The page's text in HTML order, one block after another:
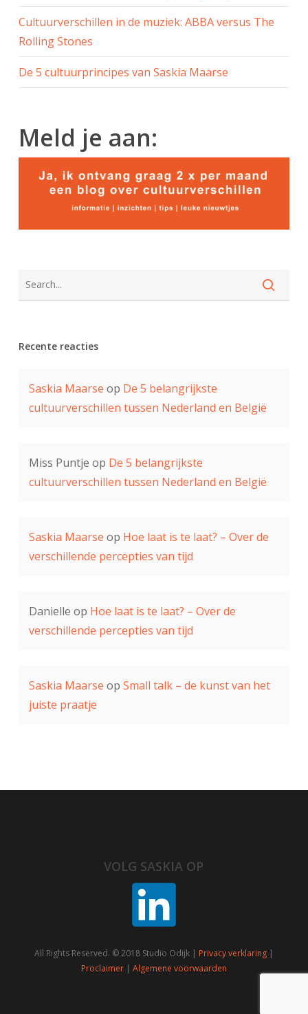
Cultuurverschillen in de muziek: ABBA versus The
Rolling Stones
De 5 cultuurprincipes van Saskia Maarse
Meld je aan:
Recente reacties
Saskia Maarse op De 5 belangrijkste
cultuurverschillen tussen Nederland en België
Miss Puntje op De 5 belangrijkste
cultuurverschillen tussen Nederland en België
Saskia Maarse op Hoe laat is te laat? – Over de
verschillende percepties van tijd
Danielle op Hoe laat is te laat? – Over de
verschillende percepties van tijd
Saskia Maarse op Small talk – de kunst van het
juiste praatje
VOLG SASKIA OP
All Rights Reserved. © 2018 Studio Odijk | Privacy verklaring|
Proclaimer| Algemene voorwaarden